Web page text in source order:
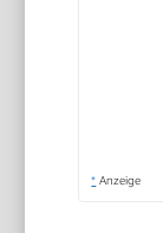
* Anzeige